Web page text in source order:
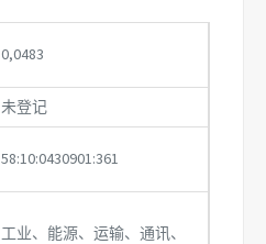
0,0483
未登记
58:10:0430901:361
工业、能源、运输、通讯、